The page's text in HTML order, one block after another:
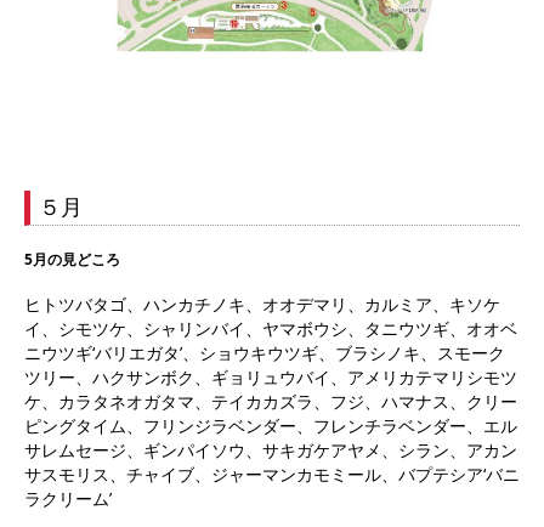
５月
5月の見どころ
ヒトツバタゴ、ハンカチノキ、オオデマリ、カルミア、キソケ
イ、シモツケ、シャリンバイ、ヤマボウシ、タニウツギ、オオベ
ニウツギ‘バリエガタ’、ショウキウツギ、ブラシノキ、スモーク
ツリー、ハクサンボク、ギョリュウバイ、アメリカテマリシモツ
ケ、カラタネオガタマ、テイカカズラ、フジ、ハマナス、クリー
ピングタイム、フリンジラベンダー、フレンチラベンダー、エル
サレムセージ、ギンパイソウ、サキガケアヤメ、シラン、アカン
サスモリス、チャイブ、ジャーマンカモミール、バプテシア‘バニ
ラクリーム’